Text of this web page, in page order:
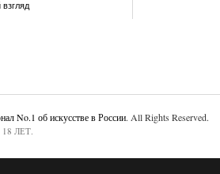
No.1 об искусстве в России. All Rights Reserved.
ЛЕТ.